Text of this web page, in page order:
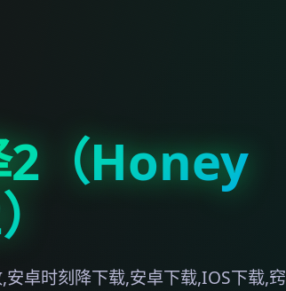
2（Honey
卓时刻降下载,安卓下载,IOS下载,窍